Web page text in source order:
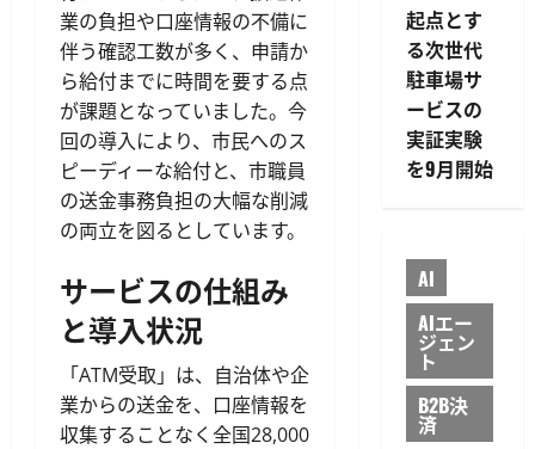
業の負担や口座情報の不備に
伴う確認工数が多く、申請か
ら給付までに時間を要する点
が課題となっていました。今
回の導入により、市民へのス
ピーディーな給付と、市職員
の送金事務負担の大幅な削減
の両立を図るとしています。
サービスの仕組み
と導入状況
「ATM受取」は、自治体や企
業からの送金を、口座情報を
収集することなく全国28,000
起点とす
る次世代
駐車場サ
ービスの
実証実験
を9月開始
AI
AIエー
ジェン
ト
B2B決
済